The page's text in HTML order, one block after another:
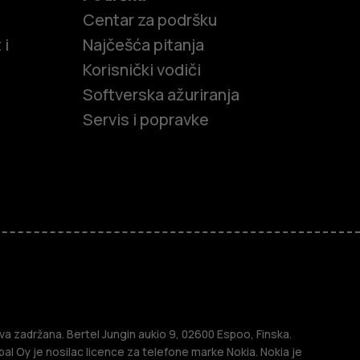
i
Centar za podršku
Najčešća pitanja
Korisnički vodiči
Softverska ažuriranja
Servis i popravke
zadržana. Bertel Jungin aukio 9, 02600 Espoo, Finska.
Oy je nosilac licence za telefone marke Nokia. Nokia je